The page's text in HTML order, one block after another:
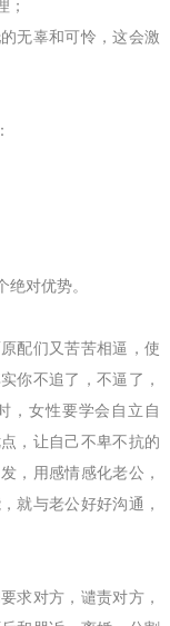
；
无辜和可怜，这会激
对优势。
配们又苦苦相逼，使
你不追了，不逼了，
，女性要学会自立自
，让自己不卑不抗的
，用感情感化老公，
就与老公好好沟通，
求对方，谴责对方，